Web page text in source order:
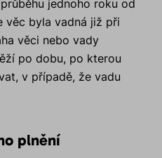
jednoho roku od
věc byla vadná již při
věci nebo vady
po dobu, po kterou
v případě, že vadu
plnění